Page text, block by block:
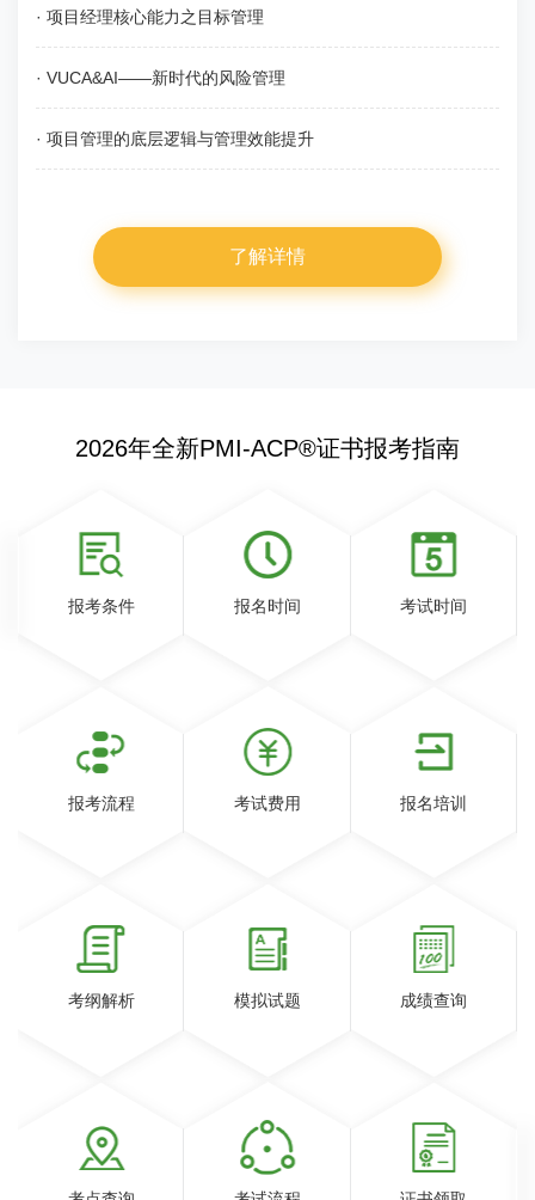
· 项目经理核心能力之目标管理
· VUCA&AI——新时代的风险管理
· 项目管理的底层逻辑与管理效能提升
了解详情
2026年全新PMI-ACP®证书报考指南
报考条件 报名时间 考试时间
报考流程 考试费用 报名培训
考纲解析 模拟试题 成绩查询